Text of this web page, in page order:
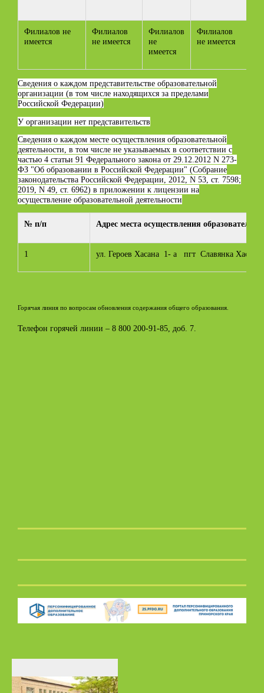
Филиалов не
имеется
Филиалов
не имеется
Филиалов
не
имеется
Филиалов
не имеется
Сведения о каждом представительстве образовательной
организации (в том числе находящихся за пределами
Российской Федерации)
У организации нет представительств
Сведения о каждом месте осуществления образовательной
деятельности, в том числе не указываемых в соответствии с
частью 4 статьи 91 Федерального закона от 29.12.2012 N 273-
ФЗ "Об образовании в Российской Федерации" (Собрание
законодательства Российской Федерации, 2012, N 53, ст. 7598;
2019, N 49, ст. 6962) в приложении к лицензии на
осуществление образовательной деятельности
№ п/п Адрес места осуществления
1 ул. Героев Хасана 1- а пгт Славянка
Горячая линия по вопросам обновления содержания общего образования.
Телефон горячей линии – 8 800 200-91-85, доб. 7.